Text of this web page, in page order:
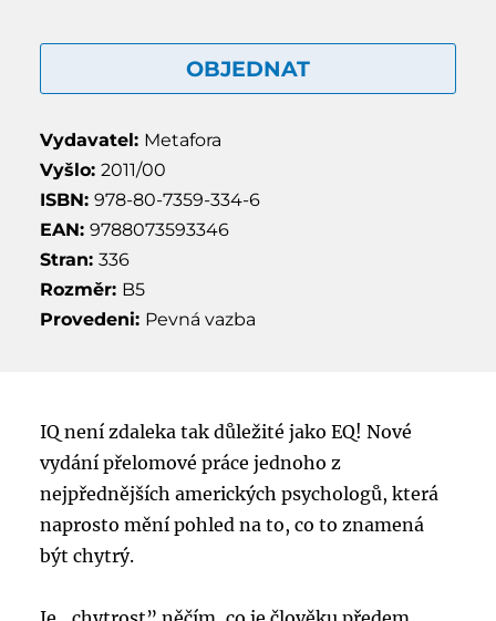
OBJEDNAT
Vydavatel: Metafora
Vyšlo: 2011/00
ISBN: 978-80-7359-334-6
EAN: 9788073593346
Stran: 336
Rozměr: B5
Provedeni: Pevná vazba
IQ není zdaleka tak důležité jako EQ! Nové
vydání přelomové práce jednoho z
nejpřednějších amerických psychologů, která
naprosto mění pohled na to, co to znamená
být chytrý.